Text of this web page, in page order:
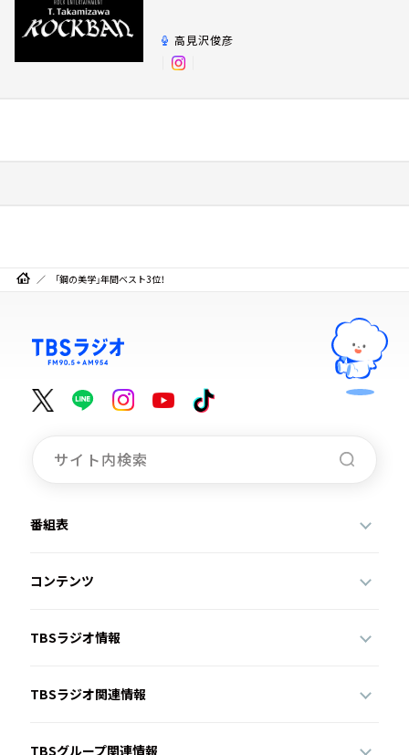
高見沢俊彦
「鋼の美学」年間ベスト3位！
番組表
コンテンツ
TBSラジオ情報
TBSラジオ関連情報
TBSグループ関連情報